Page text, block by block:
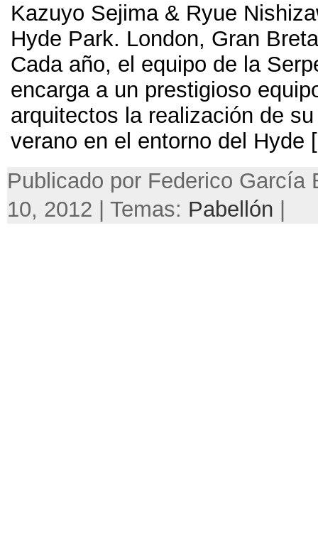
Kazuyo Sejima& Ryue
Hyde Park. London, Gran
Cada año, el equipo de la
encarga a un prestigioso
arquitectos la realización de
verano en el entorno del Hyde
Publicado por Federico García
10, 2012 | Temas: Pabellón